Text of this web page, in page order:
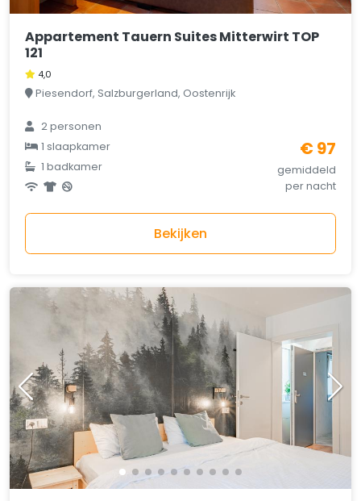
Appartement Tauern Suites Mitterwirt TOP
121
4,0
Piesendorf, Salzburgerland, Oostenrijk
2 personen
1 slaapkamer
1 badkamer
€ 97
gemiddeld
per nacht
Bekijken